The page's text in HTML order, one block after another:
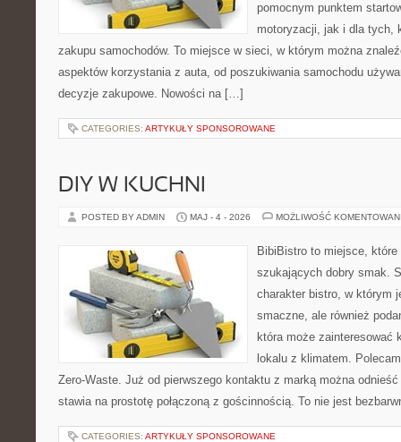
pomocnym punktem
motoryzacji, jak i dla tych,
zakupu samochodów. To miejsce w sieci, w którym można
aspektów korzystania z auta, od poszukiwania samochodu
decyzje zakupowe. Nowości na […]
CATEGORIES: ARTYKUŁY SPONSOROWANE
DIY W KUCHNI
POSTED BY ADMIN MAJ - 4 - 2026 MOŻLIWOŚĆ
BibiBistro to miejsce,
szukających dobry smak.
charakter bistro, w którym
smaczne, ale również
która może zainteresować
lokalu z klimatem.
Zero-Waste. Już od pierwszego kontaktu z marką można
stawia na prostotę połączoną z gościnnością. To nie jest
CATEGORIES: ARTYKUŁY SPONSOROWANE